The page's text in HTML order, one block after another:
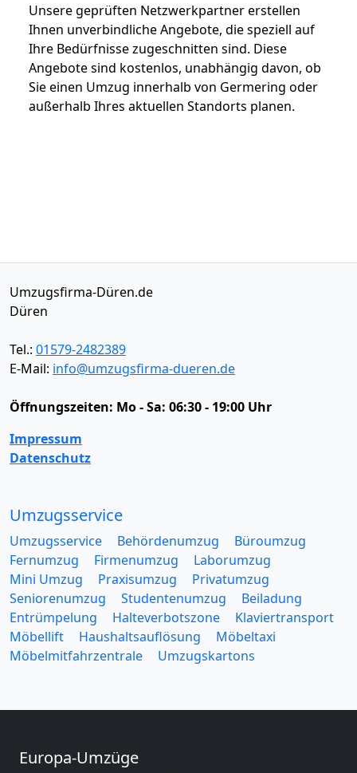
Unsere geprüften Netzwerkpartner erstellen
Ihnen unverbindliche Angebote, die speziell auf
Ihre Bedürfnisse zugeschnitten sind. Diese
Angebote sind kostenlos, unabhängig davon, ob
Sie einen Umzug innerhalb von Germering oder
außerhalb Ihres aktuellen Standorts planen.
Umzugsfirma-Düren.de
Düren
Tel.: 01579-2482389
E-Mail: info@umzugsfirma-dueren.de
Öffnungszeiten: Mo - Sa: 06:30 - 19:00 Uhr
Impressum
Datenschutz
Umzugsservice
Umzugsservice Behördenumzug
Büroumzug
Fernumzug
Firmenumzug
Laborumzug
Mini Umzug
Praxisumzug
Privatumzug
Seniorenumzug
Studentenumzug
Beiladung
Entrümpelung
Halteverbotszone
Klaviertransport
Möbellift
Haushaltsauflösung
Möbeltaxi
Möbelmitfahrzentrale
Umzugskartons
Europa-Umzüge